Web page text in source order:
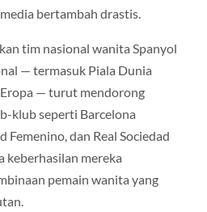
bertambah drastis.
tim nasional wanita Spanyol
— termasuk Piala Dunia
— turut mendorong
klub seperti Barcelona
Femenino, dan Real Sociedad
keberhasilan mereka
pemain wanita yang